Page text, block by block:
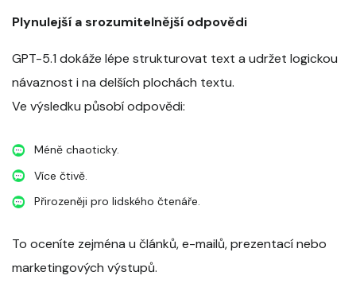
Plynulejší a srozumitelnější odpovědi
GPT-5.1 dokáže lépe strukturovat text a udržet logickou
návaznost i na delších plochách textu.
Ve výsledku působí odpovědi:
Méně chaoticky.
Více čtivě.
Přirozeněji pro lidského čtenáře.
To oceníte zejména u článků, e-mailů, prezentací nebo
marketingových výstupů.